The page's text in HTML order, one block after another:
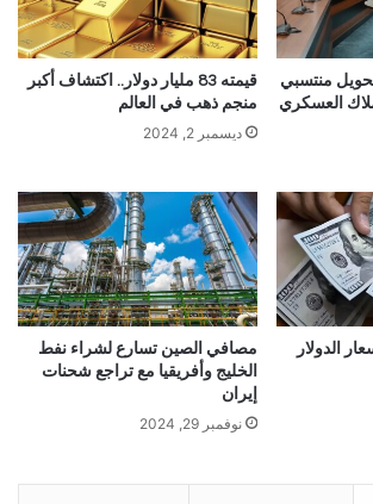
تحويل منتسبي
العسكري
قيمته 83 مليار دولار.. اكتشاف أكبر
منجم ذهب في العالم
ديسمبر 2, 2024
الدولار
مصافي الصين تسارع لشراء نفط
الخليج وأفريقيا مع تراجع شحنات
إيران
نوفمبر 29, 2024